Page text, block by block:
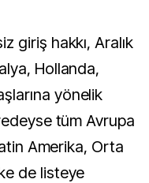
giriş hakkı, Aralık
Hollanda,
yönelik
tüm Avrupa
Amerika, Orta
de listeye